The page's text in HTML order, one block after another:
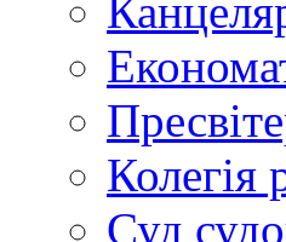
Колегія
Суд